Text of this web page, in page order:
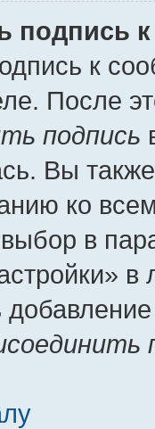
подпись
к
После
подпись
Вы
ко
в